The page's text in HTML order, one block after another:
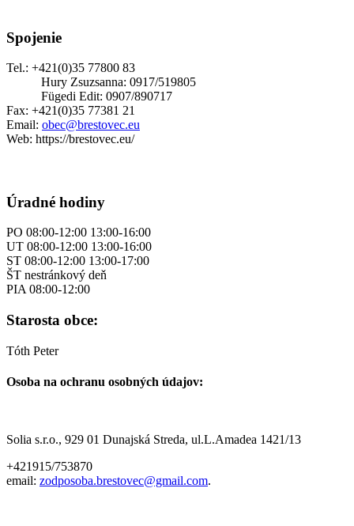
Spojenie
Tel.: +421(0)35 77800 83
Hury Zsuzsanna: 0917/519805
Fügedi Edit: 0907/890717
Fax: +421(0)35 77381 21
Email: obec@brestovec.eu
Web: https://brestovec.eu/
Úradné hodiny
PO 08:00-12:00 13:00-16:00
UT 08:00-12:00 13:00-16:00
ST 08:00-12:00 13:00-17:00
ŠT nestránkový deň
PIA 08:00-12:00
Starosta obce:
Tóth Peter
Osoba na ochranu osobných údajov:
Solia s.r.o., 929 01 Dunajská Streda, ul.L.Amadea 1421/13
+421915/753870
email: zodposoba.brestovec@gmail.com.